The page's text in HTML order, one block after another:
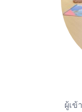
ผู้เข้